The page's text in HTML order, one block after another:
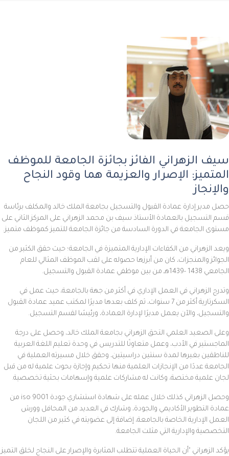
سيف الزهراني الفائز بجائزة الجامعة للموظف
المتميز: الإصرار والعزيمة هما وقود النجاح
والإنجاز
حصل مدير إدارة عمادة القبول والتسجيل بجامعة الملك خالد والمكلف برئاسة
قسم التسجيل بالعمادة الأستاذ سيف بن محمد الزهراني على المركز الثاني على
مستوى الجامعة في الدورة السادسة من جائزة الجامعة للتميز كموظف متميز.
ويعد الزهراني من الكفاءات الإدارية المتميزة في الجامعة؛ حيث حقق الكثير من
الجوائز والمنجزات، كان من أبرزها حصوله على لقب الموظف المثالي للعام
الجامعي 1438 -1439هـ من بين موظفي عمادة القبول والتسجيل.
وتدرج الزهراني في العمل الإداري في أكثر من جهة بالجامعة، حيث عمل في
السكرتارية أكثر من 7 سنوات، ثم كلف بعدها مديرًا لمكتب عميد عمادة القبول
والتسجيل، والآن يعمل مديرًا لإدارة العمادة، ورئيسًا لقسم التسجيل.
وعلى الصعيد العلمي التحق الزهراني بجامعة الملك خالد، وحصل على درجة
الماجستير في الأدب، وعمل متعاونًا للتدريس في وحدة تعليم اللغة العربية
للناطقين بغيرها لمدة سنتين دراسيتين، وحقق خلال مسيرته العملية في
الجامعة عددًا من الإنجازات العلمية منها تحكيم وإجازة بحوث علمية له من قبل
لجان علمية مختصة، وكانت له مشاركات علمية وإسهامات بحثية تخصصية.
وحصل الزهراني كذلك خلال عمله على شهادة استشاري جودة 9001 iso من
عمادة التطوير الأكاديمي والجودة، وشارك في العديد من المحافل وورش
العمل الإدارية الخاصة بالجامعة، إضافة إلى عضويته في كثير من اللجان
التخصصية والإدارية التي مثلت الجامعة.
يؤكد الزهراني "أن الحياة العملية تتطلب المثابرة والإصرار على النجاح لخلق التميز